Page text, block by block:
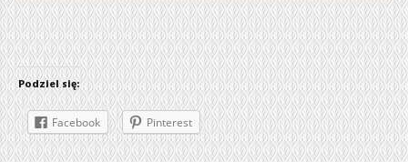
Podziel się:
Facebook Pinterest